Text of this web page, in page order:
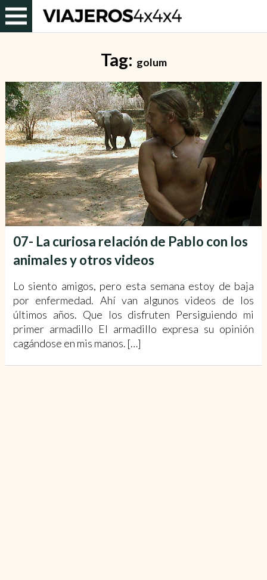
Tag: golum
07- La curiosa relación de Pablo con los
animales y otros videos
Lo siento amigos, pero esta semana estoy de baja
por enfermedad. Ahí van algunos videos de los
últimos años. Que los disfruten Persiguiendo mi
primer armadillo El armadillo expresa su opinión
cagándose en mis manos. […]